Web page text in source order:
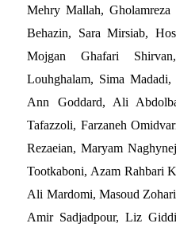
Mehry Mallah,
Behazin, Sara Mirsiab,
Mojgan Ghafari
Louhghalam, Sima
Ann Goddard, Ali
Tafazzoli, Farzaneh
Rezaeian, Maryam
Tootkaboni, Azam Rahbari
Ali Mardomi, Masoud
Amir Sadjadpour, Liz